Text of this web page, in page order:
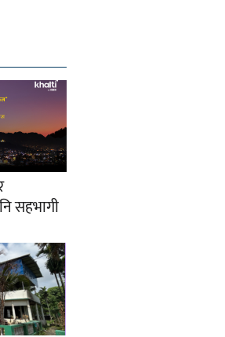
सहभागी